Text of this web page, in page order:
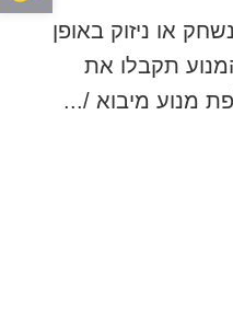
ספיידר נשחק או ניזוק באופן
תקבלו את
מנוע מיבוא /...